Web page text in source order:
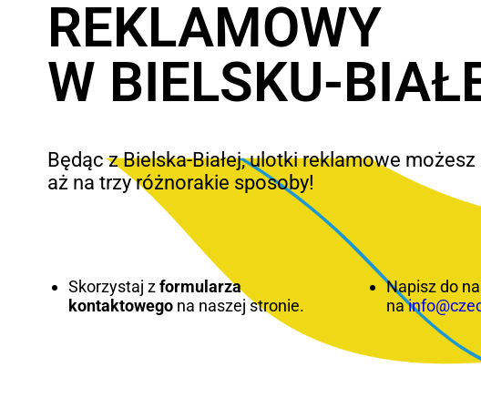
REKLAMOWY
W BIELSKU-
Będąc z Bielska-Białej, ulotki reklamowe
aż na trzy różnorakie sposoby!
Skorzystaj zformularza
kontaktowego na naszej stronie.
Napisz do
na